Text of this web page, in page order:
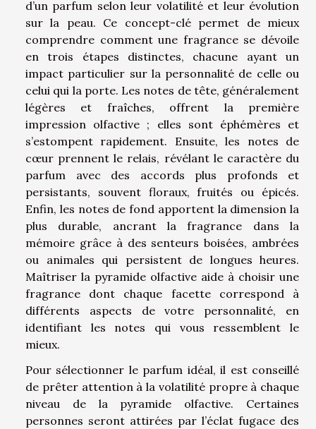
d’un parfum selon leur volatilité et leur évolution
sur la peau. Ce concept-clé permet de mieux
comprendre comment une fragrance se dévoile
en trois étapes distinctes, chacune ayant un
impact particulier sur la personnalité de celle ou
celui qui la porte. Les notes de tête, généralement
légères et fraîches, offrent la première
impression olfactive ; elles sont éphémères et
s’estompent rapidement. Ensuite, les notes de
cœur prennent le relais, révélant le caractère du
parfum avec des accords plus profonds et
persistants, souvent floraux, fruités ou épicés.
Enfin, les notes de fond apportent la dimension la
plus durable, ancrant la fragrance dans la
mémoire grâce à des senteurs boisées, ambrées
ou animales qui persistent de longues heures.
Maîtriser la pyramide olfactive aide à choisir une
fragrance dont chaque facette correspond à
différents aspects de votre personnalité, en
identifiant les notes qui vous ressemblent le
mieux.
Pour sélectionner le parfum idéal, il est conseillé
de prêter attention à la volatilité propre à chaque
niveau de la pyramide olfactive. Certaines
personnes seront attirées par l’éclat fugace des